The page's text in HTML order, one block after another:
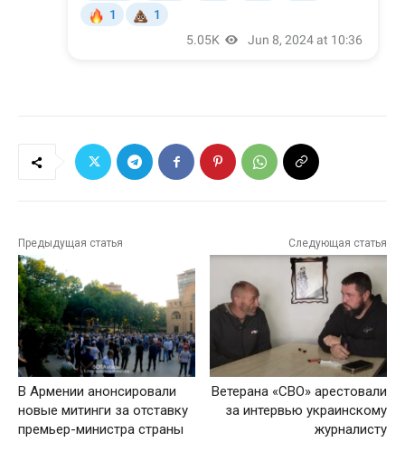
Предыдущая статья
В Армении анонсировали
новые митинги за отставку
премьер-министра страны
Следующая статья
Ветерана «СВО» арестовали
за интервью украинскому
журналисту